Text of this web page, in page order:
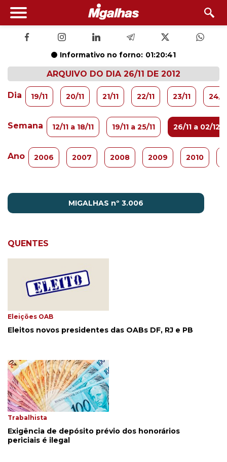
Informativo no forno: 01:20:40
ARQUIVO DO DIA 26/11 DE 2012
Dia 19/11 20/11 21/11 22/11 23/11 24/11
Semana 12/11 a 18/11 19/11 a 25/11 26/11 a 02/12
Ano 2006 2007 2008 2009 2010
MIGALHAS nº 3.006
QUENTES
Eleições OAB
Eleitos novos presidentes das OABs DF, RJ e PB
Trabalhista
Exigência de depósito prévio dos honorários
periciais é ilegal